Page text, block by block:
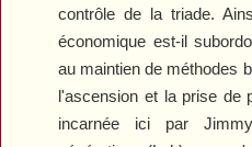
contrôle de la triade.
économique est-il
au maintien de méthodes
l'ascension et la prise de
incarnée ici par